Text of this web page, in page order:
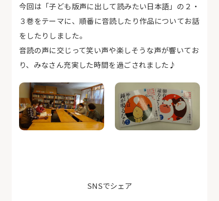
今回は「子ども版声に出して読みたい日本語」の２・
３巻をテーマに、順番に音読したり作品についてお話
をしたりしました。
音読の声に交じって笑い声や楽しそうな声が響いてお
り、みなさん充実した時間を過ごされました♪
SNSでシェア